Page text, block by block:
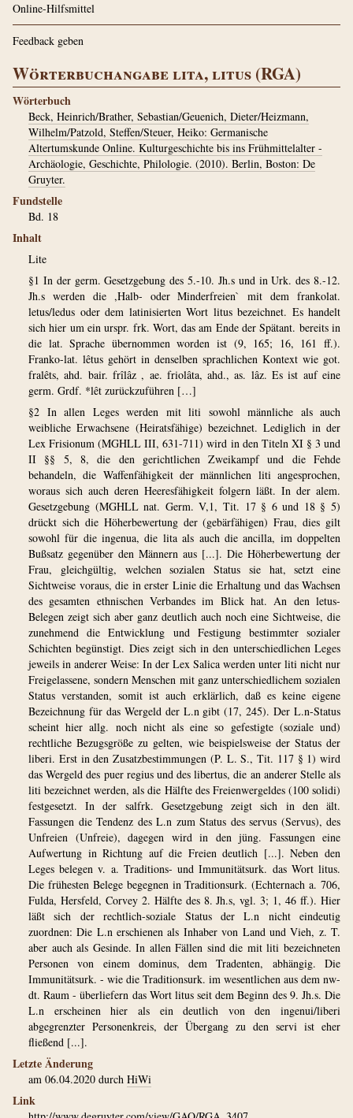
Online-Hilfsmittel
Feedback geben
Wörterbuchangabe lita, litus (RGA)
Wörterbuch
Beck, Heinrich/Brather, Sebastian/Geuenich, Dieter/Heizmann,
Wilhelm/Patzold, Steffen/Steuer, Heiko: Germanische
Altertumskunde Online. Kulturgeschichte bis ins Frühmittelalter -
Archäologie, Geschichte, Philologie. (2010). Berlin, Boston: De
Gruyter.
Fundstelle
Bd. 18
Inhalt
Lite
§1 In der germ. Gesetzgebung des 5.-10. Jh.s und in Urk. des 8.-12.
Jh.s werden die ,Halb- oder Minderfreien` mit dem frankolat.
letus/ledus oder dem latinisierten Wort litus bezeichnet. Es handelt
sich hier um ein urspr. frk. Wort, das am Ende der Spätant. bereits in
die lat. Sprache übernommen worden ist (9, 165; 16, 161 ff.).
Franko-lat. lêtus gehört in denselben sprachlichen Kontext wie got.
fralêts, ahd. bair. frîlâz , ae. friolâta, ahd., as. lâz. Es ist auf eine
germ. Grdf. *lêt zurückzuführen […]
§2 In allen Leges werden mit liti sowohl männliche als auch
weibliche Erwachsene (Heiratsfähige) bezeichnet. Lediglich in der
Lex Frisionum (MGHLL III, 631-711) wird in den Titeln XI § 3 und
II §§ 5, 8, die den gerichtlichen Zweikampf und die Fehde
behandeln, die Waffenfähigkeit der männlichen liti angesprochen,
woraus sich auch deren Heeresfähigkeit folgern läßt. In der alem.
Gesetzgebung (MGHLL nat. Germ. V,1, Tit. 17 § 6 und 18 § 5)
drückt sich die Höherbewertung der (gebärfähigen) Frau, dies gilt
sowohl für die ingenua, die lita als auch die ancilla, im doppelten
Bußsatz gegenüber den Männern aus [...]. Die Höherbewertung der
Frau, gleichgültig, welchen sozialen Status sie hat, setzt eine
Sichtweise voraus, die in erster Linie die Erhaltung und das Wachsen
des gesamten ethnischen Verbandes im Blick hat. An den letus-
Belegen zeigt sich aber ganz deutlich auch noch eine Sichtweise, die
zunehmend die Entwicklung und Festigung bestimmter sozialer
Schichten begünstigt. Dies zeigt sich in den unterschiedlichen Leges
jeweils in anderer Weise: In der Lex Salica werden unter liti nicht nur
Freigelassene, sondern Menschen mit ganz unterschiedlichem sozialen
Status verstanden, somit ist auch erklärlich, daß es keine eigene
Bezeichnung für das Wergeld der L.n gibt (17, 245). Der L.n-Status
scheint hier allg. noch nicht als eine so gefestigte (soziale und)
rechtliche Bezugsgröße zu gelten, wie beispielsweise der Status der
liberi. Erst in den Zusatzbestimmungen (P. L. S., Tit. 117 § 1) wird
das Wergeld des puer regius und des libertus, die an anderer Stelle als
liti bezeichnet werden, als die Hälfte des Freienwergeldes (100 solidi)
festgesetzt. In der salfrk. Gesetzgebung zeigt sich in den ält.
Fassungen die Tendenz des L.n zum Status des servus (Servus), des
Unfreien (Unfreie), dagegen wird in den jüng. Fassungen eine
Aufwertung in Richtung auf die Freien deutlich [...]. Neben den
Leges belegen v. a. Traditions- und Immunitätsurk. das Wort litus.
Die frühesten Belege begegnen in Traditionsurk. (Echternach a. 706,
Fulda, Hersfeld, Corvey 2. Hälfte des 8. Jh.s, vgl. 3; 1, 46 ff.). Hier
läßt sich der rechtlich-soziale Status der L.n nicht eindeutig
zuordnen: Die L.n erschienen als Inhaber von Land und Vieh, z. T.
aber auch als Gesinde. In allen Fällen sind die mit liti bezeichneten
Personen von einem dominus, dem Tradenten, abhängig. Die
Immunitätsurk. - wie die Traditionsurk. im wesentlichen aus dem nw-
dt. Raum - überliefern das Wort litus seit dem Beginn des 9. Jh.s. Die
L.n erscheinen hier als ein deutlich von den ingenui/liberi
abgegrenzter Personenkreis, der Übergang zu den servi ist eher
fließend [...].
Letzte Änderung
am 06.04.2020 durch HiWi
Link